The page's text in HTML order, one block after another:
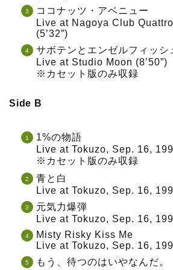
ココナッツ・アベニュー
Live at Nagoya Club
(5’32”)
サボテンとエンゼルフィッシ
Live at Studio Moon (8’50”)
※カセット版のみ収録
Side B
1%の物語
Live at Tokuzo, Sep. 16,
※カセット版のみ収録
青と白
Live at Tokuzo, Sep. 16,
元気力爆弾
Live at Tokuzo, Sep. 16,
Misty Risky Kiss Me
Live at Tokuzo, Sep. 16,
もう、待つのはいやなんだ。